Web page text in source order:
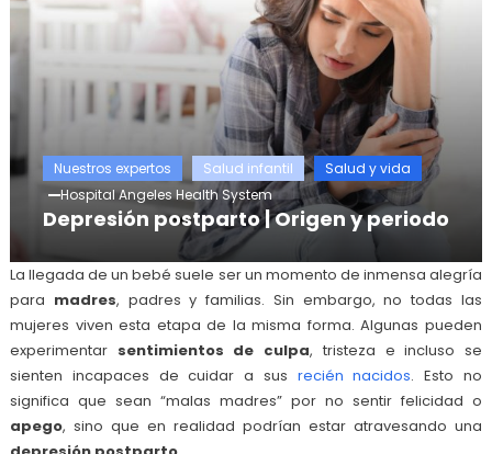
Nuestros expertos Salud infantil
Salud y vida
Hospital Angeles Health System
Depresión postparto | Origen y periodo
La llegada de un bebé suele ser un momento de inmensa alegría
para madres, padres y familias. Sin embargo, no todas las
mujeres viven esta etapa de la misma forma. Algunas pueden
experimentar sentimientos de culpa, tristeza e incluso se
sienten incapaces de cuidar a sus recién nacidos. Esto no
significa que sean “malas madres” por no sentir felicidad o
apego, sino que en realidad podrían estar atravesando una